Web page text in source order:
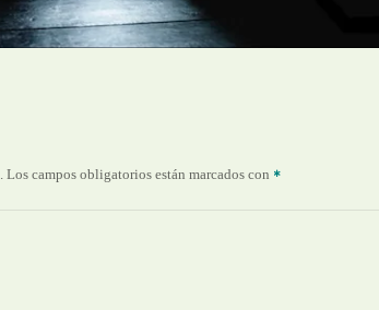
Los campos obligatorios están marcados con